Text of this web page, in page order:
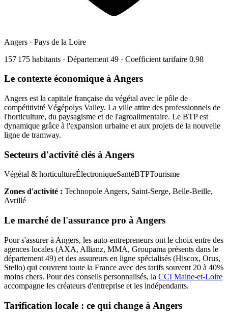
Angers · Pays de la Loire
157 175 habitants · Département 49 · Coefficient tarifaire 0.98
Le contexte économique àAngers
Angers est la capitale française du végétal avec le pôle de
compétitivité Végépolys Valley. La ville attire des professionnels de
l'horticulture, du paysagisme et de l'agroalimentaire. Le BTP est
dynamique grâce à l'expansion urbaine et aux projets de la nouvelle
ligne de tramway.
Secteurs d'activité clés à Angers
Végétal & horticultureÉlectroniqueSantéBTPTourisme
Zones d'activité : Technopole Angers, Saint-Serge, Belle-Beille,
Avrillé
Le marché de l'assurance pro à Angers
Pour s'assurer à Angers, les auto-entrepreneurs ont le choix entre des
agences locales (AXA, Allianz, MMA, Groupama présents dans le
département 49) et des assureurs en ligne spécialisés (Hiscox, Orus,
Stello) qui couvrent toute la France avec des tarifs souvent 20 à 40%
moins chers. Pour des conseils personnalisés, la CCI Maine-et-Loire
accompagne les créateurs d'entreprise et les indépendants.
Tarification locale : ce qui change à Angers